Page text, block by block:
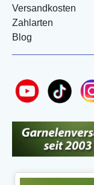
Versandkosten
Zahlarten
Blog